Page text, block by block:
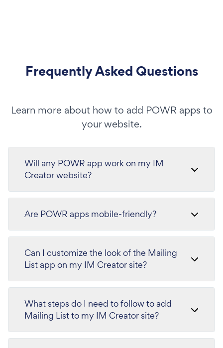
Frequently Asked Questions
Learn more about how to add POWR apps to
your website.
Will any POWR app work on my IM
Creator website?
Are POWR apps mobile-friendly?
Can I customize the look of the Mailing
List app on my IM Creator site?
What steps do I need to follow to add
Mailing List to my IM Creator site?